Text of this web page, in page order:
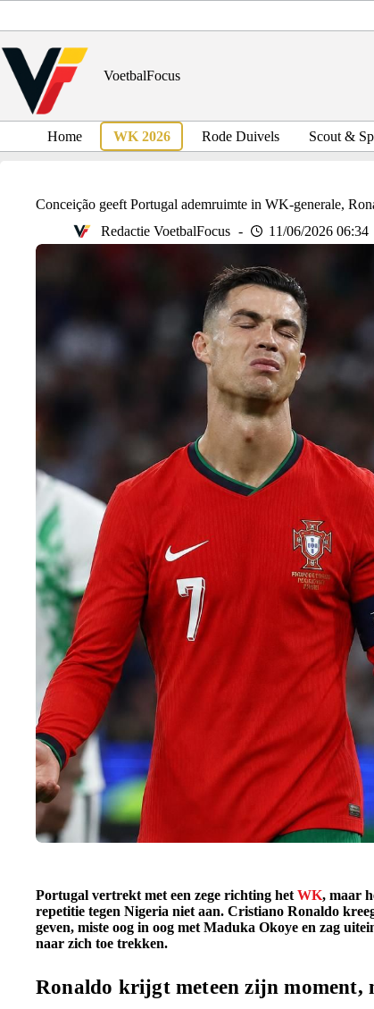
inhoud
VoetbalFocus
Home WK 2026 Rode Duivels Scout &
Conceição geeft Portugal ademruimte in WK-generale,
Redactie VoetbalFocus
11/06/2026 06:34
Portugal vertrekt met een zege richting het WK, maar
repetitie tegen Nigeria niet aan. Cristiano Ronaldo
geven, miste oog in oog met Maduka Okoye en zag
naar zich toe trekken.
Ronaldo krijgt meteen zijn moment,